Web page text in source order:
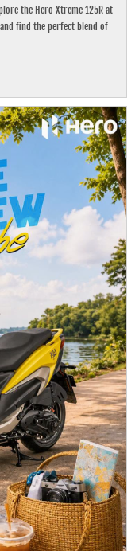
the Hero Xtreme 125R at
find the perfect blend of